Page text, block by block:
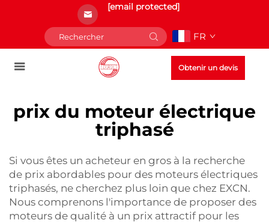
[email protected]
FR
Obtenir un devis
prix du moteur électrique
triphasé
Si vous êtes un acheteur en gros à la recherche
de prix abordables pour des moteurs électriques
triphasés, ne cherchez plus loin que chez EXCN.
Nous comprenons l'importance de proposer des
moteurs de qualité à un prix attractif pour les